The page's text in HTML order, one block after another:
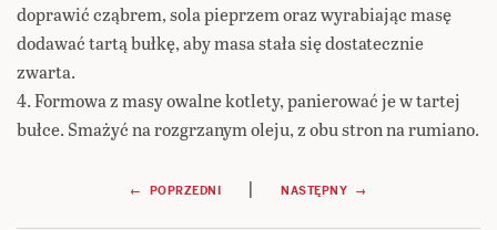
doprawić cząbrem, sola pieprzem oraz wyrabiając masę
dodawać tartą bułkę, aby masa stała się dostatecznie
zwarta.
4. Formowa z masy owalne kotlety, panierować je w tartej
bułce. Smażyć na rozgrzanym oleju, z obu stron na rumiano.
Nawigacja← POPRZEDNI | NASTĘPNY →